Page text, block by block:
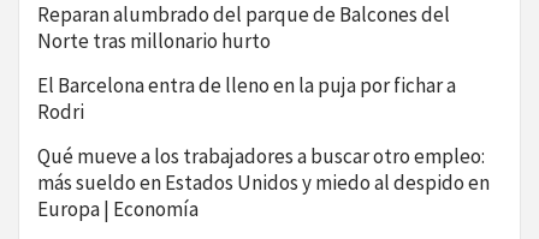
Reparan alumbrado del parque de Balcones del
Norte tras millonario hurto
El Barcelona entra de lleno en la puja por fichar a
Rodri
Qué mueve a los trabajadores a buscar otro empleo:
más sueldo en Estados Unidos y miedo al despido en
Europa | Economía